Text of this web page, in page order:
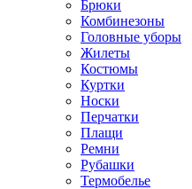
Брюки
Комбинезоны
Головные уборы
Жилеты
Костюмы
Куртки
Носки
Перчатки
Плащи
Ремни
Рубашки
Термобелье